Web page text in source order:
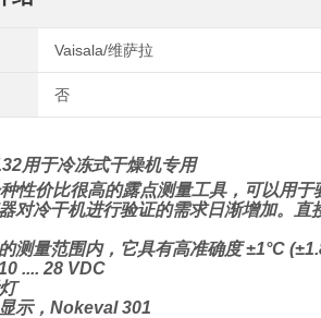
Vaisala/维萨拉
否
用于冷冻式干燥机专用
性价比很高的露点测量工具，可以用
对冷干机进行验证的需求日渐增加。直
测量范围内，它具有高准确度 ±1°C
.... 28 VDC
示，Nokeval 301